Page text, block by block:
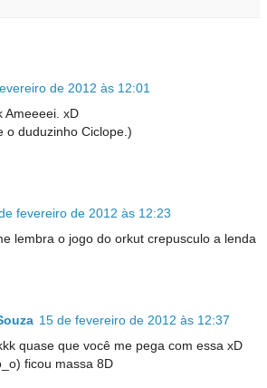
de 2012 às 12:01
Ameeeei. xD
o duduzinho Ciclope.)
fevereiro de 2012 às 12:23
lembra o jogo do orkut crepusculo a lenda
15 de fevereiro de 2012 às 12:37
quase que você me pega com essa xD
ficou massa 8D